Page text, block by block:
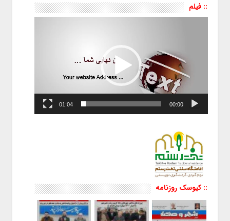
:: فیلم
نمایشگر
00:00
01:04
:: کیوسک روزنامه